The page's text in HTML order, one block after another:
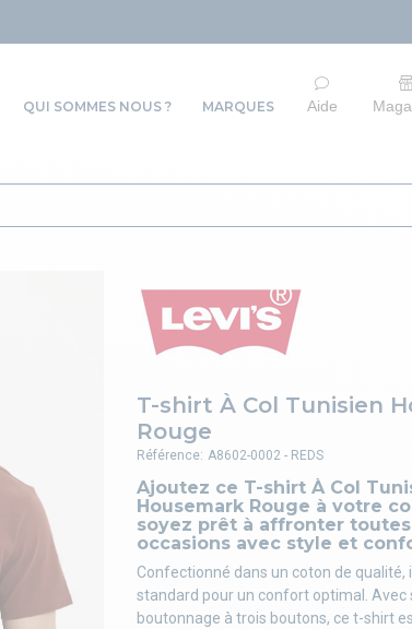
QUI SOMMES NOUS ? MARQUES Aide
T-shirt À Col Tunisien
Rouge
Ajoutez ce T-shirt À Col
Housemark Rouge à votre
soyez prêt à affronter
occasions avec style et
Confectionné dans un coton de qualité,
standard pour un confort optimal. Avec
boutonnage à trois boutons, ce t-shirt
Référence: A8602-0002 - REDS